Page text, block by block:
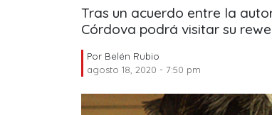
Tras un acuerdo entre la
Córdova podrá visitar su
Por Belén Rubio
agosto 18, 2020 - 7:50 pm